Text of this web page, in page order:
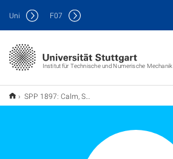
Institut für Technische und Numerische Mechanik
Uni F07
SPP 1897: Calm, Smooth and Smart